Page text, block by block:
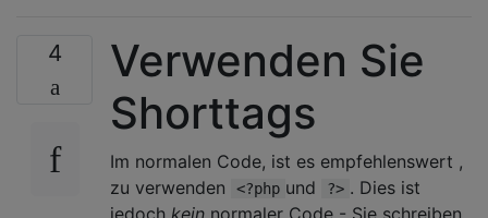
4
Verwenden Sie
Shorttags
Im normalen Code, ist es empfehlenswert ,
zu verwenden
<?php und ?> . Dies ist
jedoch kein normaler Code - Sie schreiben